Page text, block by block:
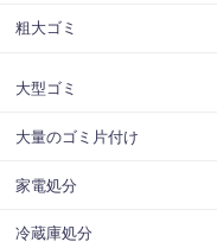
粗大ゴミ
大型ゴミ
大量のゴミ片付け
家電処分
冷蔵庫処分